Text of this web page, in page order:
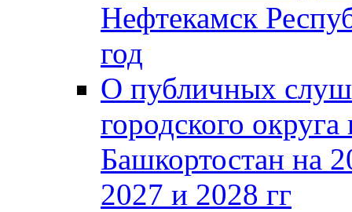
Нефтекамск
год
О публичных
городского
Башкортостан на
2027 и 2028 гг